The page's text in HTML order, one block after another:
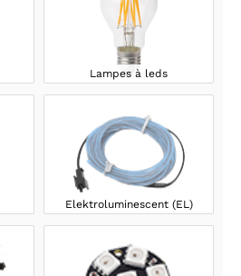
Lampes à leds
Elektroluminescent (EL)